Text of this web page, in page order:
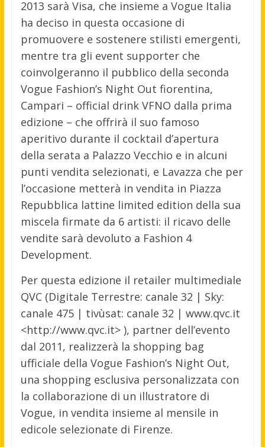
2013 sarà Visa, che insieme a Vogue Italia
ha deciso in questa occasione di
promuovere e sostenere stilisti emergenti,
mentre tra gli event supporter che
coinvolgeranno il pubblico della seconda
Vogue Fashion’s Night Out fiorentina,
Campari – official drink VFNO dalla prima
edizione – che offrirà il suo famoso
aperitivo durante il cocktail d’apertura
della serata a Palazzo Vecchio e in alcuni
punti vendita selezionati, e Lavazza che per
l’occasione metterà in vendita in Piazza
Repubblica lattine limited edition della sua
miscela firmate da 6 artisti: il ricavo delle
vendite sarà devoluto a Fashion 4
Development.
Per questa edizione il retailer multimediale
QVC (Digitale Terrestre: canale 32 | Sky:
canale 475 | tivùsat: canale 32 | www.qvc.it
<http://www.qvc.it> ), partner dell’evento
dal 2011, realizzerà la shopping bag
ufficiale della Vogue Fashion’s Night Out,
una shopping esclusiva personalizzata con
la collaborazione di un illustratore di
Vogue, in vendita insieme al mensile in
edicole selezionate di Firenze.